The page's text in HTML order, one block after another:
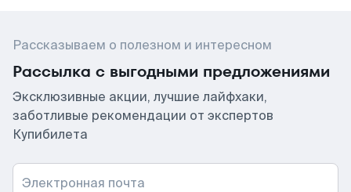
Рассказываем о полезном и интересном
Рассылка с выгодными предложениями
Эксклюзивные акции, лучшие лайфхаки,
заботливые рекомендации от экспертов
Купибилета
Электронная почта